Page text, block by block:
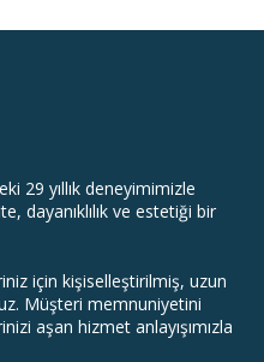
29 yıllık deneyimimizle
dayanıklılık ve estetiği bir
için kişiselleştirilmiş, uzun
Müşteri memnuniyetini
aşan hizmet anlayışımızla